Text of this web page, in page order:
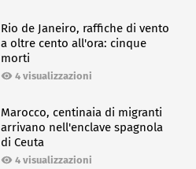
Rio de Janeiro, raffiche di vento
a oltre cento all'ora: cinque
morti
4 visualizzazioni
Marocco, centinaia di migranti
arrivano nell'enclave spagnola
di Ceuta
4 visualizzazioni